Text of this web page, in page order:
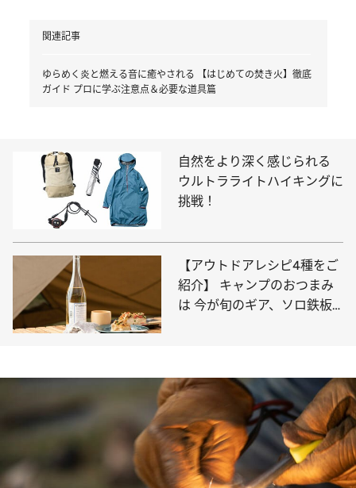
関連記事
ゆらめく炎と燃える音に癒やされる 【はじめての焚き火】徹底
ガイド プロに学ぶ注意点＆必要な道具篇
自然をより深く感じられる
ウルトラライトハイキングに
挑戦！
【アウトドアレシピ4種をご
紹介】 キャンプのおつまみ
は 今が旬のギア、ソロ鉄板